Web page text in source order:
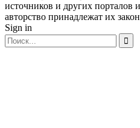
источников и других порталов
авторство принадлежат их
Sign in